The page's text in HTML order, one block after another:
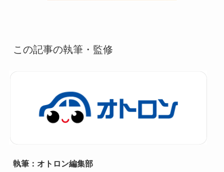
この記事の執筆・監修
執筆：オトロン編集部